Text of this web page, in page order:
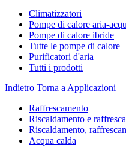
Climatizzatori
Pompe di calore aria-
Pompe di calore ibride
Tutte le pompe di calore
Purificatori d'aria
Tutti i prodotti
Indietro Torna a Applicazioni
Raffrescamento
Riscaldamento e
Riscaldamento,
Acqua calda